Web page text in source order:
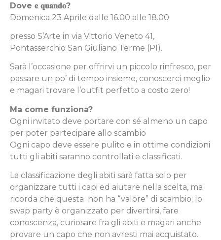
Dove 𝐞 𝐪𝐮𝐚𝐧𝐝𝐨?
Domenica 23 Aprile dalle 16.00 alle 18.00
presso S’Arte in via Vittorio Veneto 41,
Pontasserchio San Giuliano Terme (PI).
Sarà l’occasione per offrirvi un piccolo rinfresco, per
passare un po’ di tempo insieme, conoscerci meglio
e magari trovare l’outfit perfetto a costo zero!
Ma come funziona?
Ogni invitato deve portare con sé almeno un capo
per poter partecipare allo scambio
Ogni capo deve essere pulito e in ottime condizioni
tutti gli abiti saranno controllati e classificati.
La classificazione degli abiti sarà fatta solo per
organizzare tutti i capi ed aiutare nella scelta, ma
ricorda che questa non ha “valore” di scambio; lo
swap party è organizzato per divertirsi, fare
conoscenza, curiosare fra gli abiti e magari anche
provare un capo che non avresti mai acquistato.